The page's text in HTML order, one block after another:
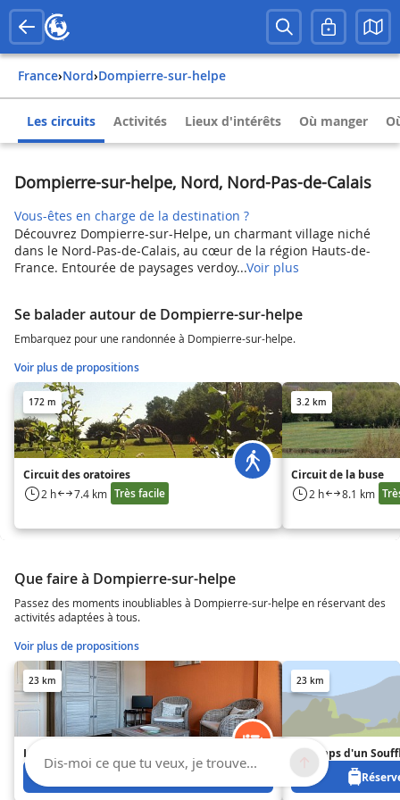
France› Nord› Dompierre-sur-helpe
Les circuits Activités Lieux d'intérêts Où manger
Dompierre-sur-helpe, Nord, Nord-Pas-de-Calais
Vous-êtes en charge de la destination ?
Découvrez Dompierre-sur-Helpe, un charmant village niché
dans le Nord-Pas-de-Calais, au cœur de la région Hauts-de-
France. Entourée de paysages verdoy...Voir plus
Se balader autour de Dompierre-sur-helpe
Embarquez pour une randonnée à Dompierre-sur-helpe.
Voir plus de propositions
172 m
Circuit des oratoires
2 h 7.4 km Très facile
3.2 km
Circuit de la buse
2 h 8.1 km
Que faire à Dompierre-sur-helpe
Passez des moments inoubliables à Dompierre-sur-helpe en réservant des
activités adaptées à tous.
Voir plus de propositions
23 km
Le Marronnier
23 km
Le Temps d'un
Dis-moi ce que tu veux, je trouve...